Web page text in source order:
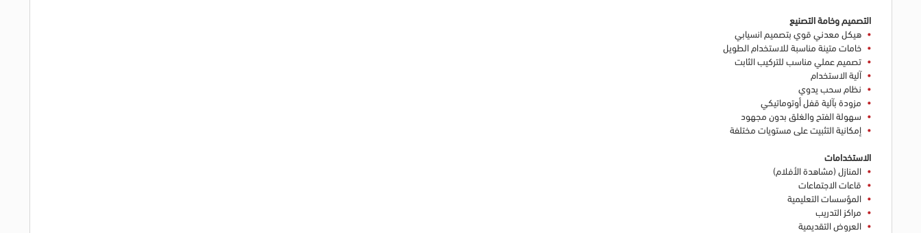
التصميم وخامة التصنيع
هيكل معدني قوي بتصميم انسيابي
خامات متينة مناسبة للاستخدام الطويل
تصميم عملي مناسب للتركيب الثابت
آلية الاستخدام
نظام سحب يدوي
مزودة بآلية قفل أوتوماتيكي
سهولة الفتح والغلق بدون مجهود
إمكانية التثبيت على مستويات مختلفة
الاستخدامات
المنازل (مشاهدة الأفلام)
قاعات الاجتماعات
المؤسسات التعليمية
مراكز التدريب
العروض التقديمية